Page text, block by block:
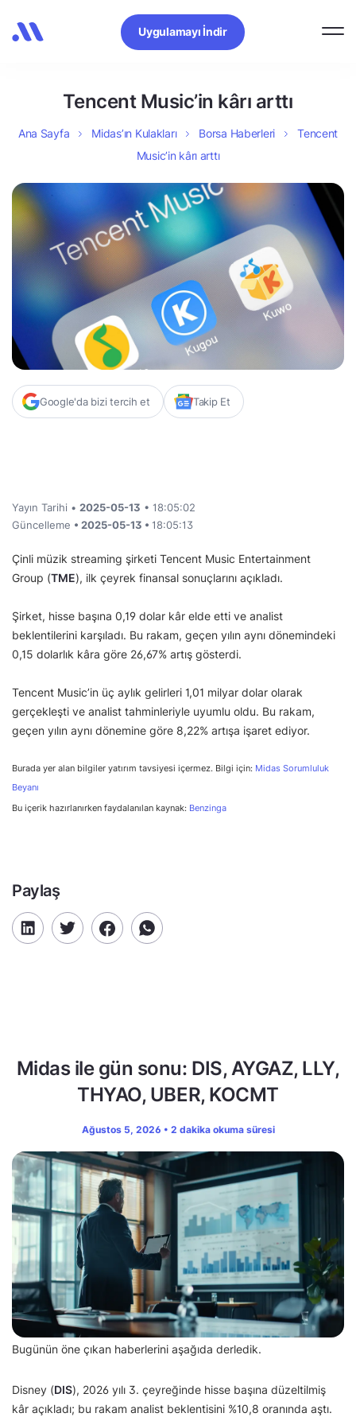
Uygulamayı İndir
Tencent Music’in kârı arttı
Ana Sayfa Midas’ın Kulakları Borsa Haberleri
Tencent
Music’in kârı arttı
Google'da bizi tercih et Takip Et
Yayın Tarihi • 2025-05-13 • 18:05:02
Güncelleme • 2025-05-13 • 18:05:13
Çinli müzik streaming şirketi Tencent Music Entertainment
Group (TME), ilk çeyrek finansal sonuçlarını açıkladı.
Şirket, hisse başına 0,19 dolar kâr elde etti ve analist
beklentilerini karşıladı. Bu rakam, geçen yılın aynı dönemindeki
0,15 dolarlık kâra göre 26,67% artış gösterdi.
Tencent Music’in üç aylık gelirleri 1,01 milyar dolar olarak
gerçekleşti ve analist tahminleriyle uyumlu oldu. Bu rakam,
geçen yılın aynı dönemine göre 8,22% artışa işaret ediyor.
Burada yer alan bilgiler yatırım tavsiyesi içermez. Bilgi için: Midas Sorumluluk
Beyanı
Bu içerik hazırlanırken faydalanılan kaynak: Benzinga
Paylaş
Midas ile gün sonu: DIS, AYGAZ, LLY,
THYAO, UBER, KOCMT
Ağustos 5, 2026 • 2 dakika okuma süresi
Bugünün öne çıkan haberlerini aşağıda derledik.
Disney (DIS), 2026 yılı 3. çeyreğinde hisse başına düzeltilmiş
kâr açıkladı; bu rakam analist beklentisini %10,8 oranında aştı.